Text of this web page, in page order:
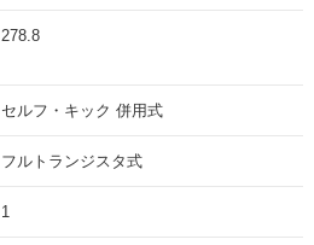
278.8
セルフ・キック 併用式
フルトランジスタ式
1